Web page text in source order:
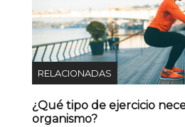
RELACIONADAS
¿Qué tipo de ejercicio
organismo?